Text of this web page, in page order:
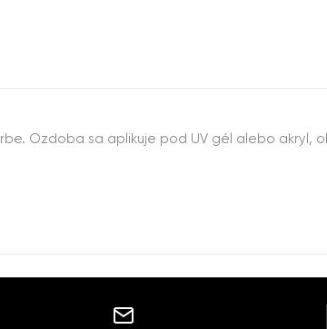
Ozdoba sa aplikuje pod UV gél alebo akryl,